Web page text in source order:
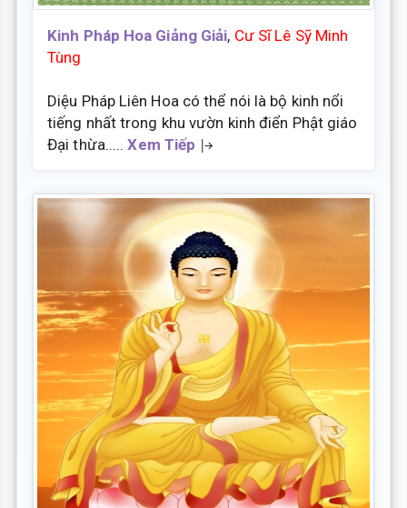
Kinh Pháp Hoa Giảng Giải, Cư Sĩ Lê Sỹ Minh
Tùng
Diệu Pháp Liên Hoa có thể nói là bộ kinh nổi
tiếng nhất trong khu vườn kinh điển Phật giáo
Đại thừa.....Xem Tiếp